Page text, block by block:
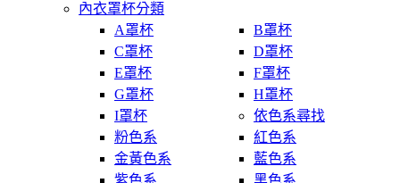
內衣罩杯分類
A罩杯
B罩杯
C罩杯
D罩杯
E罩杯
F罩杯
G罩杯
H罩杯
I罩杯
依色系尋找
粉色系
紅色系
金黃色系
藍色系
紫色系
黑色系